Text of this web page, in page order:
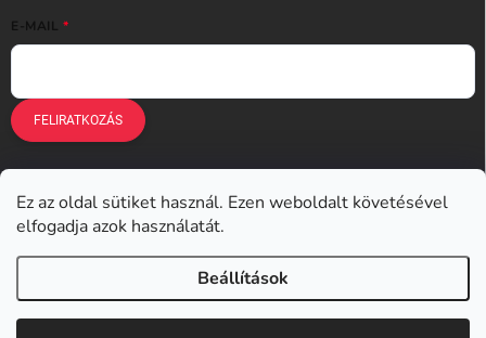
Ez az oldal sütiket használ. Ezen weboldalt követésével
elfogadja azok használatát.
Beállítások
E-MAIL
FELIRATKOZÁS
Earplugs.cz Earplugs.sk
Earplugs.at Earplugs.ro Lunesto.cz